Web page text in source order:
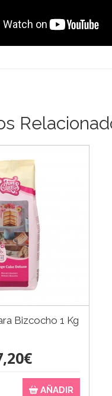
Bizcocho 1 Kg
AÑADIR